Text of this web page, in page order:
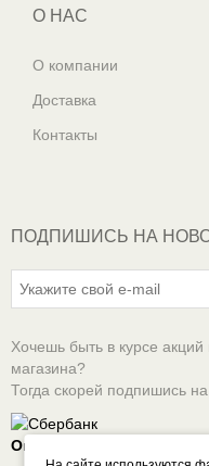
О НАС
О компании
Доставка
Контакты
ПОДПИШИСЬ НА
Хочешь быть в курсе
магазина?
Тогда скорей подпишись
Оплачивай онлайн